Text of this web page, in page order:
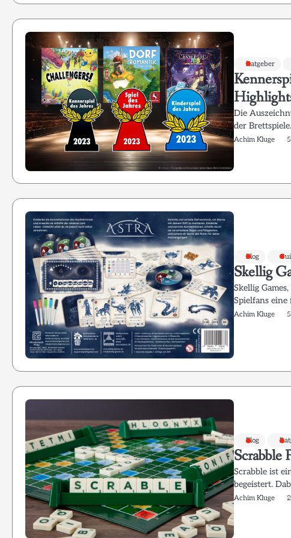
Ratgeber
Die
der
Achim Kluge
Blog
Skellig
Skellig
Spielfans
Achim Kluge
Blog
Scrabble
Scrabble ist
begeistert.
Achim Kluge